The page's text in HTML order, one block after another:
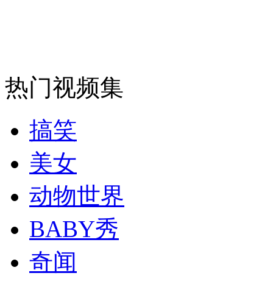
纽约上演“枕头大战”
司机酒驾遇交警 急速倒车逃窜
热门视频集
搞笑
美女
动物世界
BABY秀
奇闻